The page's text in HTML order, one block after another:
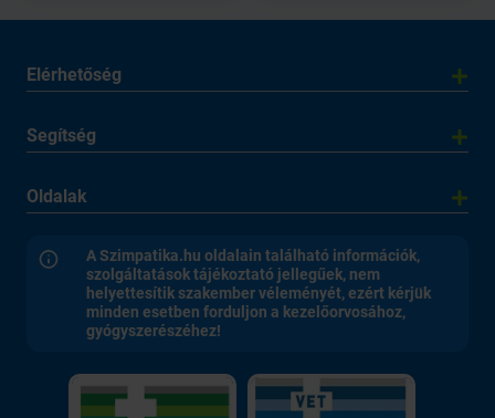
Elérhetőség
Segítség
Oldalak
A Szimpatika.hu oldalain található információk,
szolgáltatások tájékoztató jellegűek, nem
helyettesítik szakember véleményét, ezért kérjük
minden esetben forduljon a kezelőorvosához,
gyógyszerészéhez!